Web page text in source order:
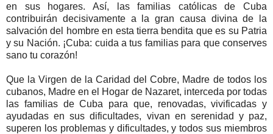
en sus hogares. Así, las familias católicas de Cuba
contribuirán decisivamente a la gran causa divina de la
salvación del hombre en esta tierra bendita que es su Patria
y su Nación. ¡Cuba: cuida a tus familias para que conserves
sano tu corazón!
Que la Virgen de la Caridad del Cobre, Madre de todos los
cubanos, Madre en el Hogar de Nazaret, interceda por todas
las familias de Cuba para que, renovadas, vivificadas y
ayudadas en sus dificultades, vivan en serenidad y paz,
superen los problemas y dificultades, y todos sus miembros